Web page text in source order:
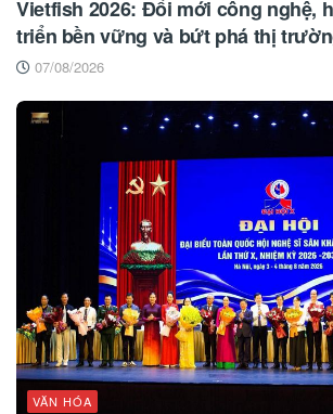
Vietfish 2026: Đổi mới công nghệ,
triển bền vững và bứt phá thị
07/08/2026
VĂN HÓA